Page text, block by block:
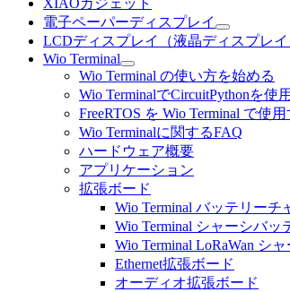
XIAOガジェット
電子ペーパーディスプレイ
LCDディスプレイ（液晶ディスプレイ
Wio Terminal
Wio Terminal の使い方を始める
Wio TerminalでCircuitPythonを使
FreeRTOS を Wio Terminal で使用
Wio Terminalに関するFAQ
ハードウェア概要
アプリケーション
拡張ボード
Wio Terminal バッテリーチ
Wio Terminal シャーシバッ
Wio Terminal LoRaWan シ
Ethernet拡張ボード
オーディオ拡張ボード